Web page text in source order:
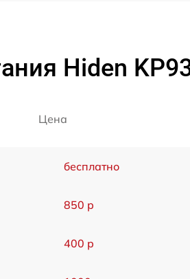
Hiden
Цена
бесплатно
850 р
400 р